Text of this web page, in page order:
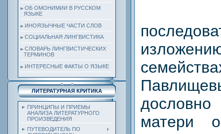
ОБ ОМОНИМИИ В РУССКОМ
ЯЗЫКЕ
ИНОЯЗЫЧНЫЕ ЧАСТИ СЛОВ
СОЦИАЛЬНАЯ ЛИНГВИСТИКА
СЛОВАРЬ ЛИНГВИСТИЧЕСКИХ
ТЕРМИНОВ
ИНТЕРЕСНЫЕ ФАКТЫ О ЯЗЫКЕ
ЛИТЕРАТУРНАЯ КРИТИКА
ПРИНЦИПЫ И ПРИЕМЫ
АНАЛИЗА ЛИТЕРАТУРНОГО
ПРОИЗВЕДЕНИЯ
ПУТЕВОДИТЕЛЬ ПО
матери